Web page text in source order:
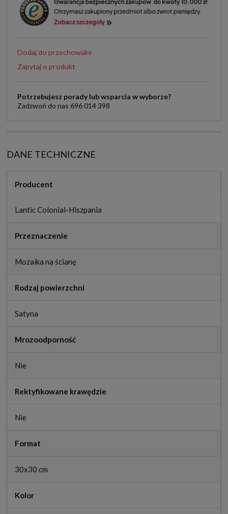
Dodaj do przechowalni
Zapytaj o produkt
Potrzebujesz porady lub wsparcia w wyborze?
Zadzwoń do nas 696 014 398
DANE TECHNICZNE
Producent
Lantic Colonial-Hiszpania
Przeznaczenie
Mozaika na ścianę
Rodzaj powierzchni
Satyna
Mrozoodporność
Nie
Rektyfikowane krawędzie
Nie
Format
30x30 cm
Kolor